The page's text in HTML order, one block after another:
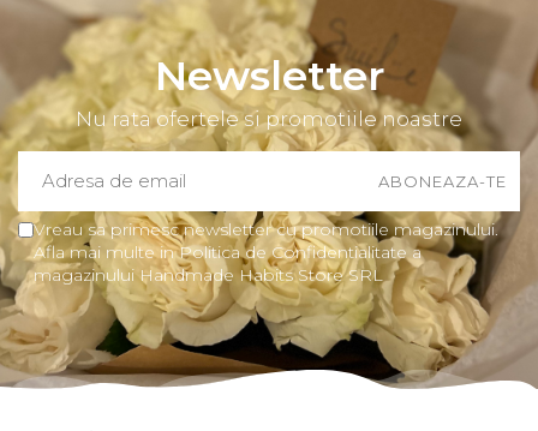
Newsletter
Nu rata ofertele si promotiile noastre
Vreau sa primesc newsletter cu promotiile magazinului.
Afla mai multe in Politica de Confidentialitate a
magazinului Handmade Habits Store SRL